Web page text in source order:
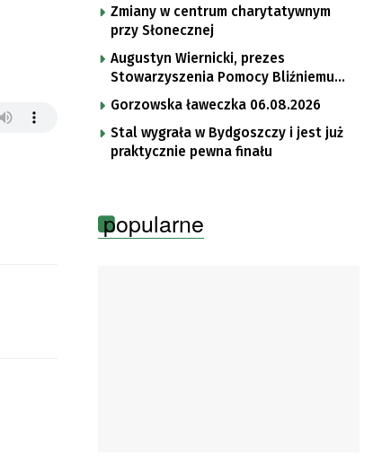
Zmiany w centrum charytatywnym
przy Słonecznej
Augustyn Wiernicki, prezes
Stowarzyszenia Pomocy Bliźniemu
im. Brata Krystyna
Gorzowska ławeczka 06.08.2026
Stal wygrała w Bydgoszczy i jest już
praktycznie pewna finału
popularne